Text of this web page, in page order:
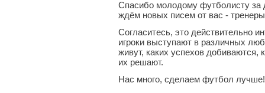
Спасибо молодому футболисту за
ждём новых писем от вас -
Согласитесь, это действительно
игроки выступают в различных
живут, каких успехов
их решают.
Нас много, сделаем футбол лучше!